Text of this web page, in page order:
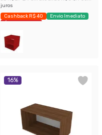
juros
Cashback R$ 40
Envio Imediato
Últimas peças
16%